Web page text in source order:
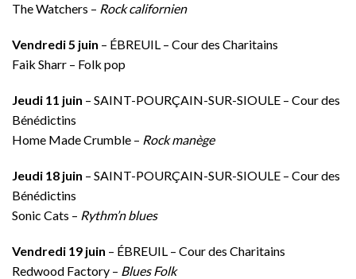
The Watchers – Rock californien
Vendredi 5 juin – ÉBREUIL – Cour des Charitains
Faik Sharr – Folk pop
Jeudi 11 juin – SAINT-POURÇAIN-SUR-SIOULE – Cour des
Bénédictins
Home Made Crumble – Rock manège
Jeudi 18 juin – SAINT-POURÇAIN-SUR-SIOULE – Cour des
Bénédictins
Sonic Cats – Rythm’n blues
Vendredi 19 juin – ÉBREUIL – Cour des Charitains
Redwood Factory – Blues Folk